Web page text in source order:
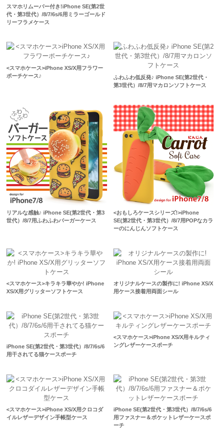
スマホリムーバー付き!iPhone SE(第2世
代・第3世代）/8/7/6s/6用ミラーゴールド
リーフラメケース
<スマホケース>iPhone XS/X用フラワー
ポーチケース♪
ふわふわ低反発♪ iPhone SE(第2世代・
第3世代）/8/7用マカロンソフトケース
リアルな感触♪ iPhone SE(第2世代・第3
世代）/8/7用ふわふわバーガーケース
<おもしろケースシリーズ!>iPhone
SE(第2世代・第3世代）/8/7用POPなカラ
ーのにんじんソフトケース
<スマホケース>キラキラ華やか! iPhone
XS/X用グリッターソフトケース
オリジナルケースの製作に! iPhone XS/X
用ケース接着用両面シール
iPhone SE(第2世代・第3世代）/8/7/6s/6
用干されてる猫ケースポーチ
<スマホケース>iPhone XS/X用キルティ
ングレザーケースポーチ
<スマホケース>iPhone XS/X用クロコダ
イルレザーデザイン手帳型ケース
iPhone SE(第2世代・第3世代）/8/7/6s/6
用ファスナー＆ポケットレザーケースポ
ーチ